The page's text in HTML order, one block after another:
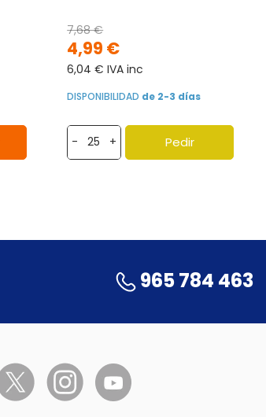
4,99 €
7,68 €
6,04 € IVA inc
DISPONIBILIDAD de 2-3 días
- + Pedir
965 784 463